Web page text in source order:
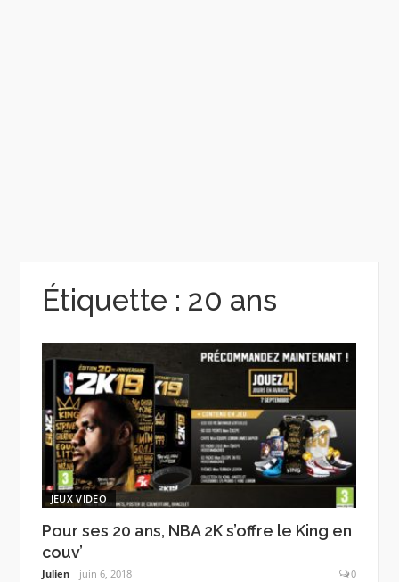
Étiquette : 20 ans
JEUX VIDEO
Pour ses 20 ans, NBA 2K s’offre le King en
couv’
Julien juin 6, 2018 0